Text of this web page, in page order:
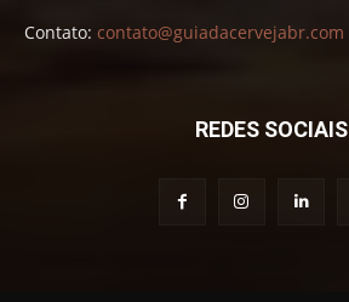
Contato: contato@guiadacervejabr.com
REDES SOCIAIS